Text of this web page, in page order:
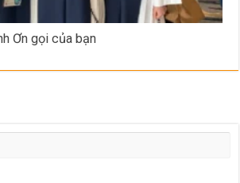
Ơn gọi của bạn